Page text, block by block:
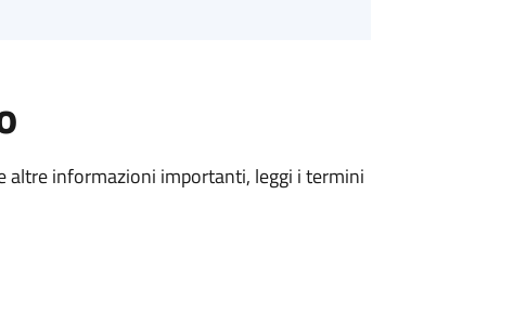
altre informazioni importanti, leggi i termini